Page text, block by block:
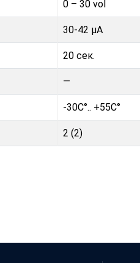
0 – 30 vol
30-42 µA
20 сек.
—
-30C°.. +55C°
2 (2)